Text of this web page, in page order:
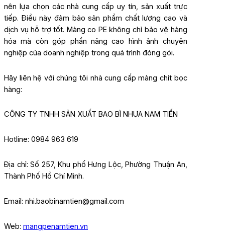
nên lựa chọn các nhà cung cấp uy tín, sản xuất trực
tiếp. Điều này đảm bảo sản phẩm chất lượng cao và
dịch vụ hỗ trợ tốt. Màng co PE không chỉ bảo vệ hàng
hóa mà còn góp phần nâng cao hình ảnh chuyên
nghiệp của doanh nghiệp trong quá trình đóng gói.
Hãy liên hệ với chúng tôi nhà cung cấp màng chít bọc
hàng:
CÔNG TY TNHH SẢN XUẤT BAO BÌ NHỰA NAM TIẾN
Hotline: 0984 963 619
Địa chỉ: Số 257, Khu phố Hưng Lộc, Phường Thuận An,
Thành Phố Hồ Chí Minh.
Email: nhi.baobinamtien@gmail.com
Web: mangpenamtien.vn